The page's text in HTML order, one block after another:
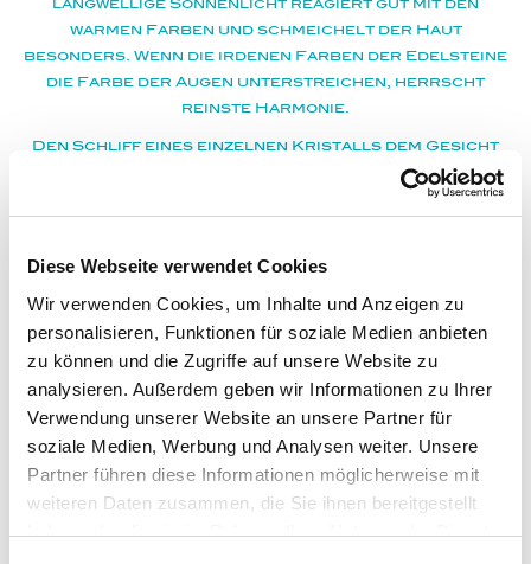
Diese Webseite verwendet Cookies
Wir verwenden Cookies, um Inhalte und Anzeigen zu
personalisieren, Funktionen für soziale Medien anbieten
zu können und die Zugriffe auf unsere Website zu
analysieren. Außerdem geben wir Informationen zu Ihrer
Verwendung unserer Website an unsere Partner für
soziale Medien, Werbung und Analysen weiter. Unsere
Partner führen diese Informationen möglicherweise mit
weiteren Daten zusammen, die Sie ihnen bereitgestellt
haben oder die sie im Rahmen Ihrer Nutzung der Dienste
langwellige Sonnenlicht reagiert gut mit den
warmen Farben und schmeichelt der Haut
besonders. Wenn die irdenen Farben der Edelsteine
die Farbe der Augen unterstreichen, herrscht
reinste Harmonie.
Den Schliff eines einzelnen Kristalls dem Gesicht
einer Frau anzugleichen und dabei wie einen gut
gewählten Rahmen für ein Bild in Resonanz zu